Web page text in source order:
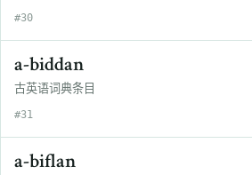
#30
a-biddan
古英语词典条目
#31
a-biflan